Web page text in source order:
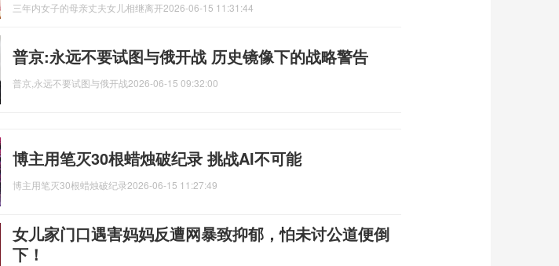
三年内女子的母亲丈夫女儿相继离开2026-06-15 11:31:44
普京:永远不要试图与俄开战 历史镜像下的战略警告
普京,永远不要试图与俄开战2026-06-15 09:32:00
博主用笔灭30根蜡烛破纪录 挑战AI不可能
博主用笔灭30根蜡烛破纪录2026-06-15 11:27:49
女儿家门口遇害妈妈反遭网暴致抑郁，怕未讨公道便倒
下！